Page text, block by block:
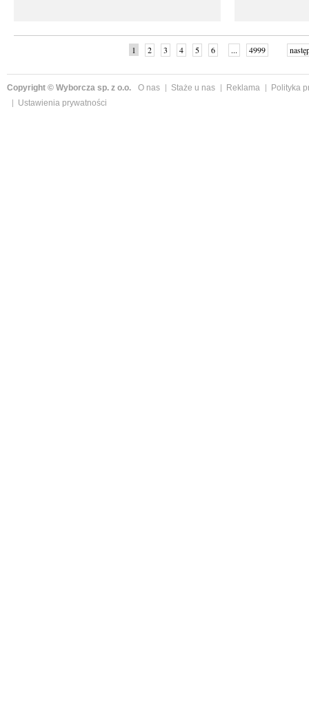
1 2 3 4 5 6 ... 4999
Copyright © Wyborcza sp. z o.o. O nas Staże u nas Reklama
Polityka
Ustawienia prywatności